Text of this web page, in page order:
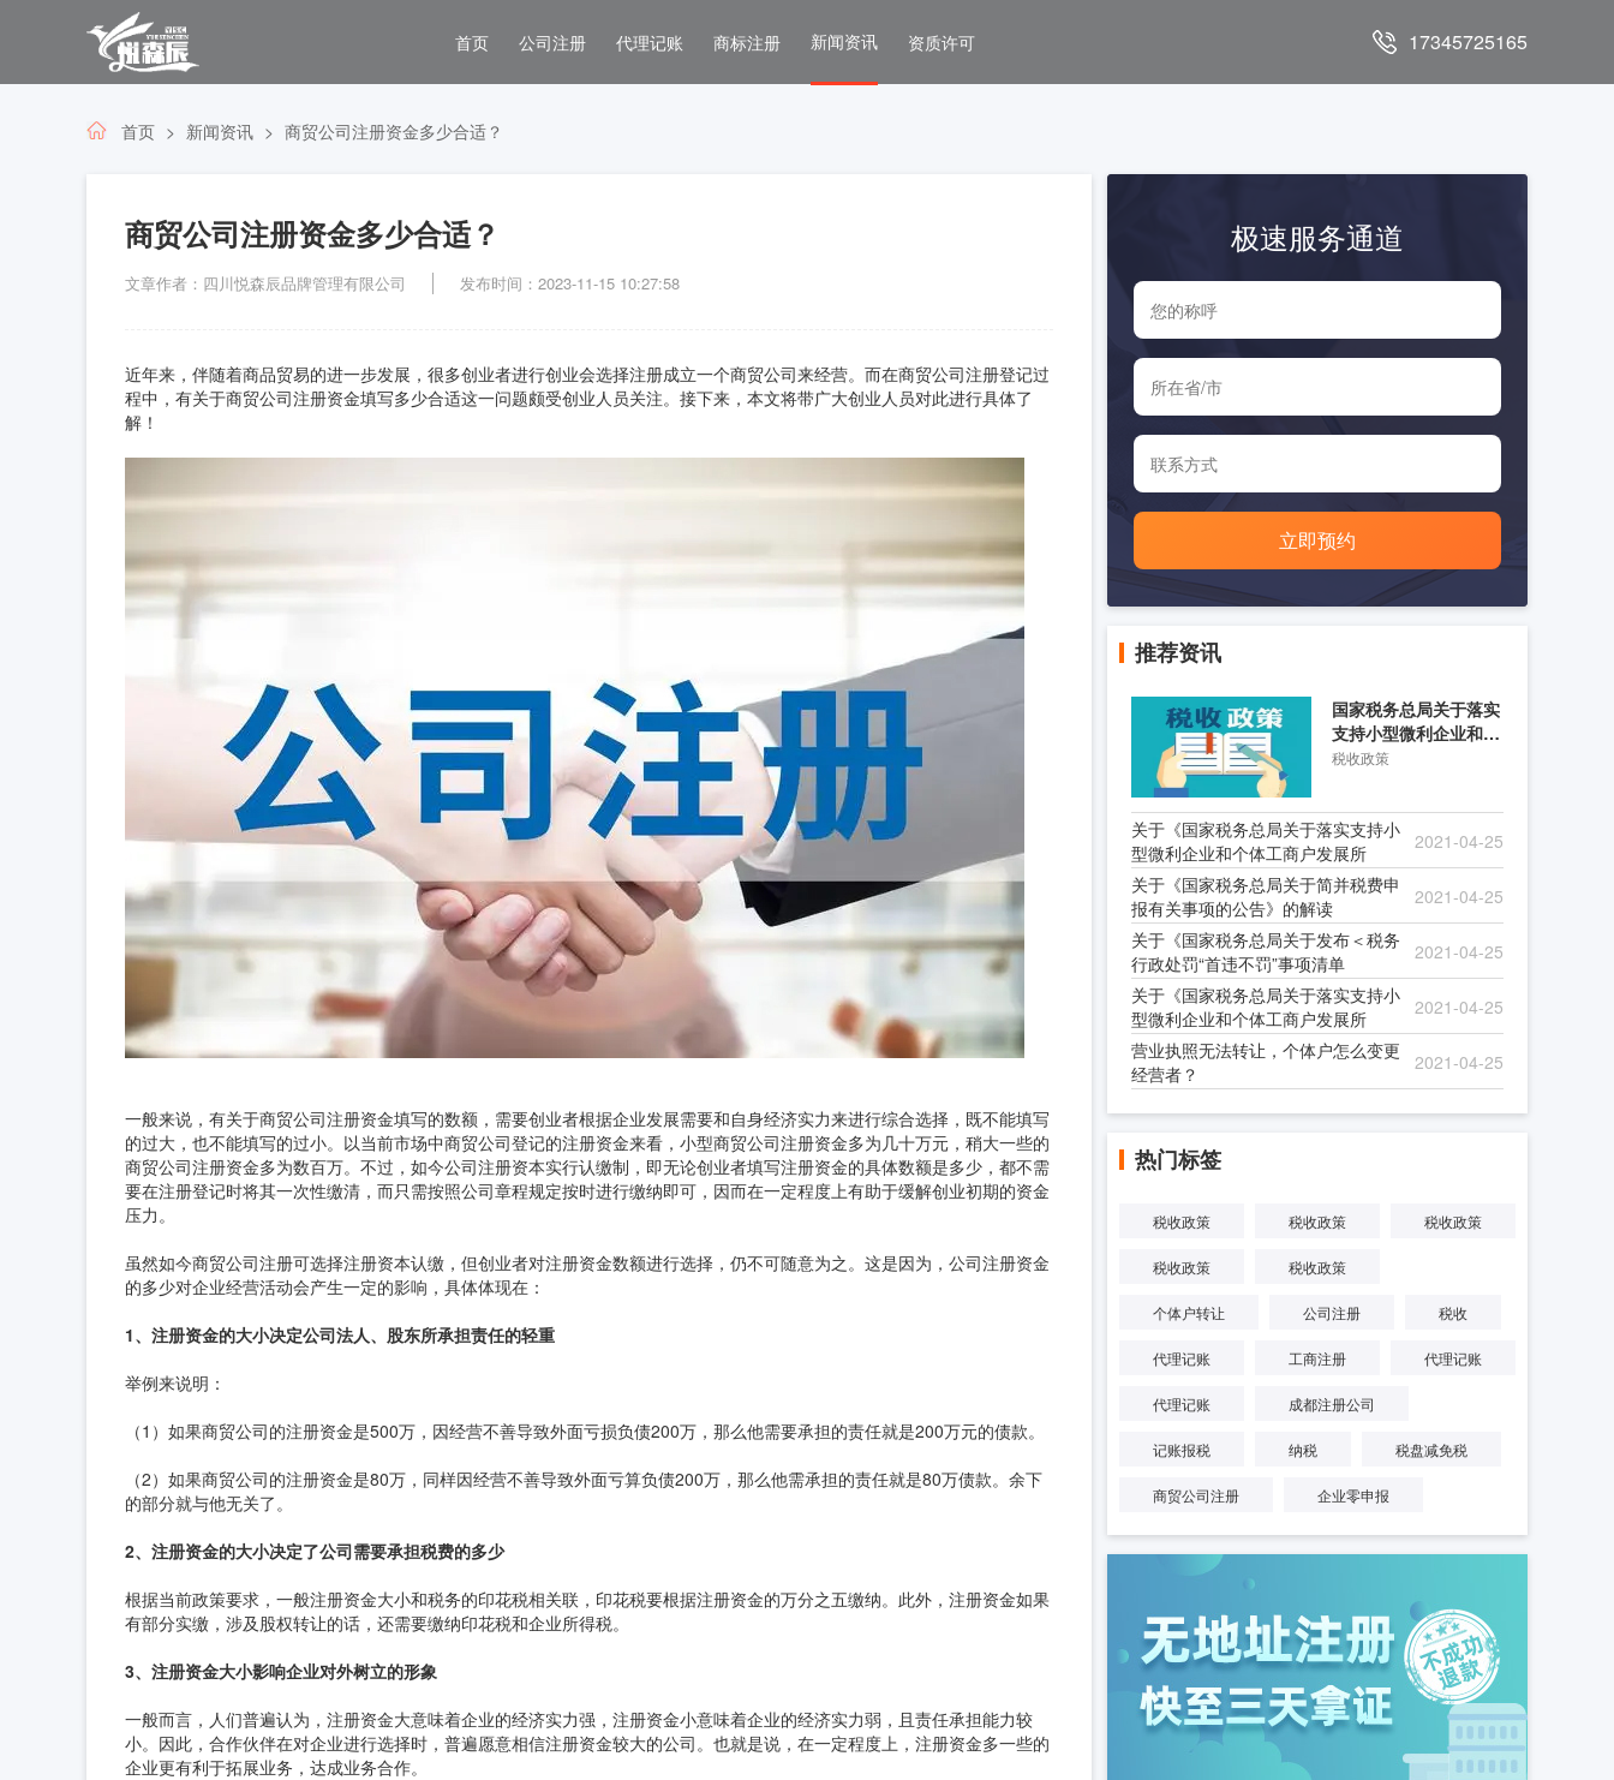
首页 公司注册 代理记账 商标注册 新闻资讯 资质许可 17345725165
首页 新闻资讯 商贸公司注册资金多少合适？
商贸公司注册资金多少合适？
文章作者：四川悦森辰品牌管理有限公司 发布时间：2023-11-15 10:27:58
近年来，伴随着商品贸易的进一步发展，很多创业者进行创业会选择注册成立一个商贸公司来经营。而在商贸公司注册登记过
程中，有关于商贸公司注册资金填写多少合适这一问题颇受创业人员关注。接下来，本文将带广大创业人员对此进行具体了
解！
一般来说，有关于商贸公司注册资金填写的数额，需要创业者根据企业发展需要和自身经济实力来进行综合选择，既不能填写
的过大，也不能填写的过小。以当前市场中商贸公司登记的注册资金来看，小型商贸公司注册资金多为几十万元，稍大一些的
商贸公司注册资金多为数百万。不过，如今公司注册资本实行认缴制，即无论创业者填写注册资金的具体数额是多少，都不需
要在注册登记时将其一次性缴清，而只需按照公司章程规定按时进行缴纳即可，因而在一定程度上有助于缓解创业初期的资金
压力。
虽然如今商贸公司注册可选择注册资本认缴，但创业者对注册资金数额进行选择，仍不可随意为之。这是因为，公司注册资金
的多少对企业经营活动会产生一定的影响，具体体现在：
1、注册资金的大小决定公司法人、股东所承担责任的轻重
举例来说明：
（1）如果商贸公司的注册资金是500万，因经营不善导致外面亏损负债200万，那么他需要承担的责任就是200万元的债款。
（2）如果商贸公司的注册资金是80万，同样因经营不善导致外面亏算负债200万，那么他需承担的责任就是80万债款。余下
的部分就与他无关了。
2、注册资金的大小决定了公司需要承担税费的多少
根据当前政策要求，一般注册资金大小和税务的印花税相关联，印花税要根据注册资金的万分之五缴纳。此外，注册资金如果
有部分实缴，涉及股权转让的话，还需要缴纳印花税和企业所得税。
3、注册资金大小影响企业对外树立的形象
一般而言，人们普遍认为，注册资金大意味着企业的经济实力强，注册资金小意味着企业的经济实力弱，且责任承担能力较
小。因此，合作伙伴在对企业进行选择时，普遍愿意相信注册资金较大的公司。也就是说，在一定程度上，注册资金多一些的
企业更有利于拓展业务，达成业务合作。
极速服务通道
立即预约
推荐资讯
国家税务总局关于落实
支持小型微利企业和个
体工商户发展所得税优
税收政策
关于《国家税务总局关于落实支持小
型微利企业和个体工商户发展所
2021-04-25
关于《国家税务总局关于简并税费申
报有关事项的公告》的解读
2021-04-25
关于《国家税务总局关于发布＜税务
行政处罚“首违不罚”事项清单
2021-04-25
关于《国家税务总局关于落实支持小
型微利企业和个体工商户发展所
2021-04-25
营业执照无法转让，个体户怎么变更
经营者？
2021-04-25
热门标签
税收政策 税收政策 税收政策
税收政策 税收政策
个体户转让 公司注册 税收
代理记账 工商注册 代理记账
代理记账 成都注册公司
记账报税 纳税 税盘减免税
商贸公司注册 企业零申报